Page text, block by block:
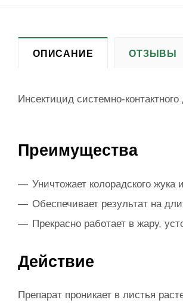
ОПИСАНИЕ ОТЗЫВЫ
Инсектицид системно-
Преимущества
Уничтожает колорадского жука
Обеспечивает результат на
Прекрасно работает в жару,
Действие
Препарат проникает в листья